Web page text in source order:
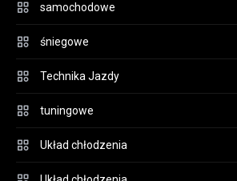
samochodowe
śniegowe
Technika Jazdy
tuningowe
Układ chłodzenia